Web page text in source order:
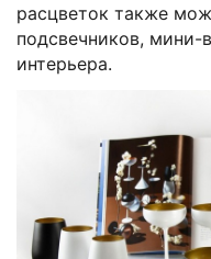
расцветок также
подсвечников, мини-
интерьера.